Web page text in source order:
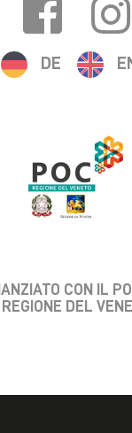
DE
CON IL
REGIONE DEL